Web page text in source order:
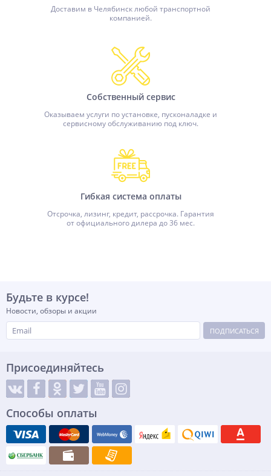
Доставим в Челябинск любой транспортной
компанией.
Собственный сервис
Оказываем услуги по установке, пусконаладке и
сервисному обслуживанию под ключ.
Гибкая система оплаты
Отсрочка, лизинг, кредит, рассрочка. Гарантия
от официального дилера до 36 мес.
Будьте в курсе!
Новости, обзоры и акции
ПОДПИСАТЬСЯ
Присоединяйтесь
Способы оплаты